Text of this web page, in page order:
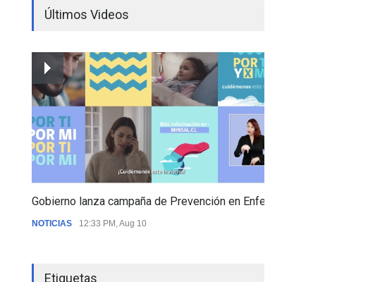
Últimos Videos
Gobierno lanza campaña de Prevención en Enfermedades
NOTICIAS 12:33 PM, Aug 10
Etiquetas